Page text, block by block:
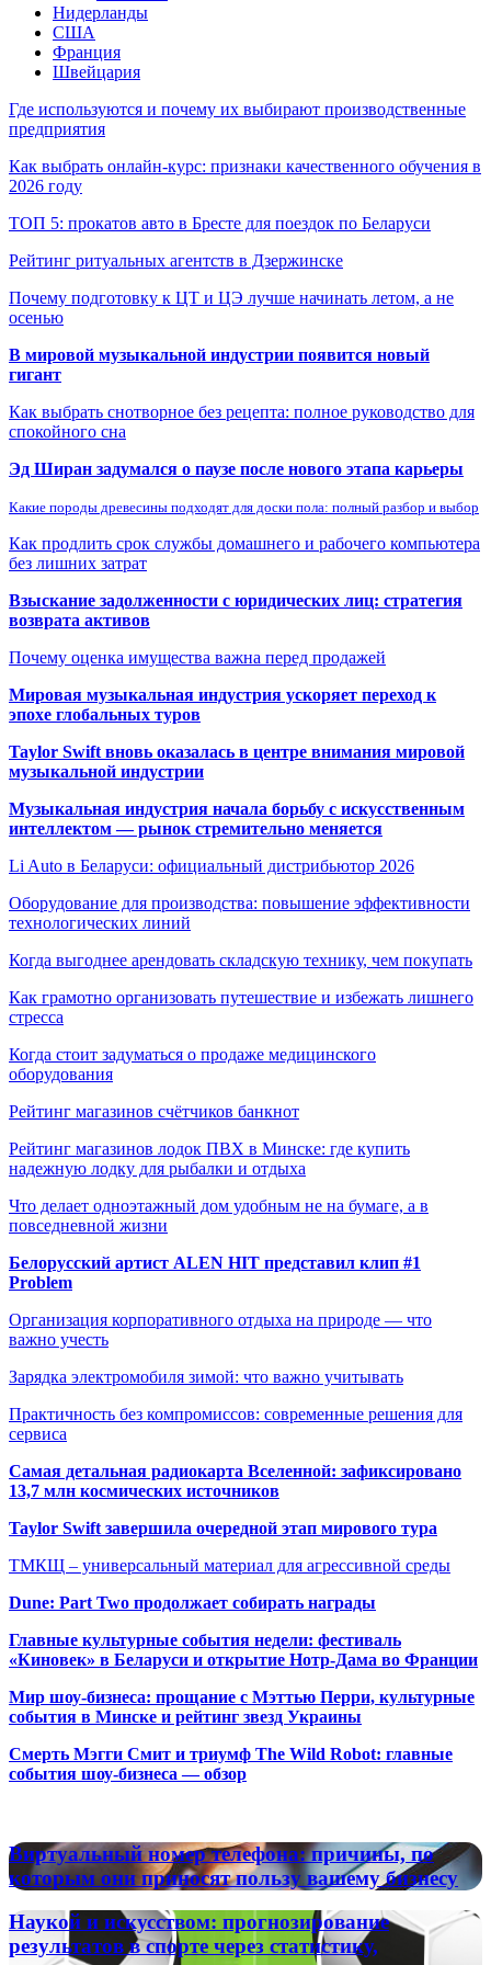
Нидерланды
США
Франция
Швейцария
Где используются и почему их выбирают производственные
предприятия
Как выбрать онлайн-курс: признаки качественного обучения в
2026 году
ТОП 5: прокатов авто в Бресте для поездок по Беларуси
Рейтинг ритуальных агентств в Дзержинске
Почему подготовку к ЦТ и ЦЭ лучше начинать летом, а не
осенью
В мировой музыкальной индустрии появится новый
гигант
Как выбрать снотворное без рецепта: полное руководство для
спокойного сна
Эд Ширан задумался о паузе после нового этапа карьеры
Какие породы древесины подходят для доски пола: полный разбор и выбор
Как продлить срок службы домашнего и рабочего компьютера
без лишних затрат
Взыскание задолженности с юридических лиц: стратегия
возврата активов
Почему оценка имущества важна перед продажей
Мировая музыкальная индустрия ускоряет переход к
эпохе глобальных туров
Taylor Swift вновь оказалась в центре внимания мировой
музыкальной индустрии
Музыкальная индустрия начала борьбу с искусственным
интеллектом — рынок стремительно меняется
Li Auto в Беларуси: официальный дистрибьютор 2026
Оборудование для производства: повышение эффективности
технологических линий
Когда выгоднее арендовать складскую технику, чем покупать
Как грамотно организовать путешествие и избежать лишнего
стресса
Когда стоит задуматься о продаже медицинского
оборудования
Рейтинг магазинов счётчиков банкнот
Рейтинг магазинов лодок ПВХ в Минске: где купить
надежную лодку для рыбалки и отдыха
Что делает одноэтажный дом удобным не на бумаге, а в
повседневной жизни
Белорусский артист ALEN HIT представил клип #1
Problem
Организация корпоративного отдыха на природе — что
важно учесть
Зарядка электромобиля зимой: что важно учитывать
Практичность без компромиссов: современные решения для
сервиса
Самая детальная радиокарта Вселенной: зафиксировано
13,7 млн космических источников
Taylor Swift завершила очередной этап мирового тура
ТМКЩ – универсальный материал для агрессивной среды
Dune: Part Two продолжает собирать награды
Главные культурные события недели: фестиваль
«Киновек» в Беларуси и открытие Нотр-Дама во Франции
Мир шоу-бизнеса: прощание с Мэттью Перри, культурные
события в Минске и рейтинг звезд Украины
Смерть Мэгги Смит и триумф The Wild Robot: главные
события шоу-бизнеса — обзор
Виртуальный
номер
телефона:
причины,
по
которым
Виртуальный номер телефона: причины, по
которым они приносят пользу вашему бизнесу
Наукой
и
искусством:
Наукой и искусством: прогнозирование
результатов в спорте через статистику,